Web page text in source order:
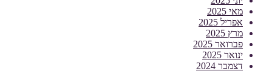
מאי 2025
אפריל 2025
מרץ 2025
פברואר 2025
ינואר 2025
דצמבר 2024